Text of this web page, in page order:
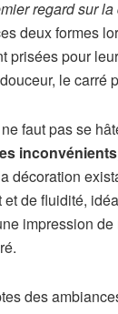
regard sur la
deux formes
prisées pour
le carré
faut pas se
décoration
et de fluidité,
impression
des